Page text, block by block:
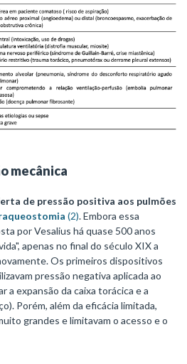
mecânica
de pressão positiva aos pulmões
(2). Embora essa
por Vesalius há quase 500 anos
apenas no final do século XIX a
Os primeiros dispositivos
pressão negativa aplicada ao
a expansão da caixa torácica e a
Porém, além da eficácia limitada,
grandes e limitavam o acesso e o